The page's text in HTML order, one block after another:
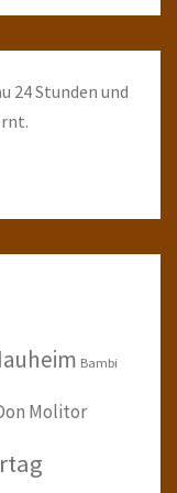
24 Stunden und
Bambi
Molitor